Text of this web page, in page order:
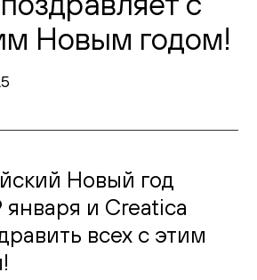
Новым годом!
Новый год
января и Creatica
всех с этим